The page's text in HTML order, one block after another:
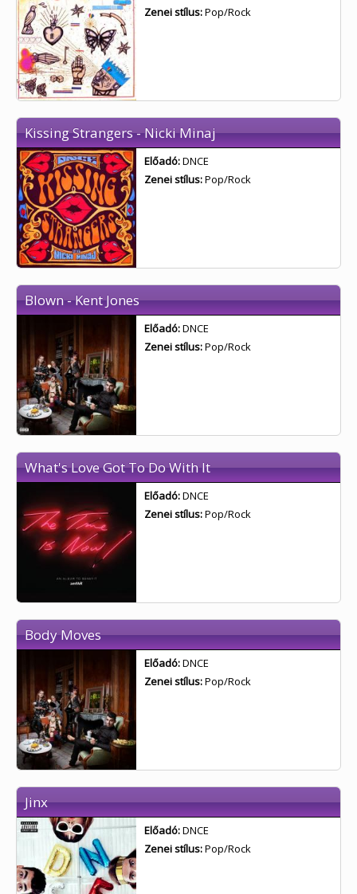
Zenei stílus:Pop/Rock
Kissing Strangers - Nicki Minaj
Előadó:DNCE
Zenei stílus:Pop/Rock
Blown - Kent Jones
Előadó:DNCE
Zenei stílus:Pop/Rock
What's Love Got To Do With It
Előadó:DNCE
Zenei stílus:Pop/Rock
Body Moves
Előadó:DNCE
Zenei stílus:Pop/Rock
Jinx
Előadó:DNCE
Zenei stílus:Pop/Rock